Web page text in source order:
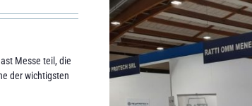
Messe teil, die
der wichtigsten